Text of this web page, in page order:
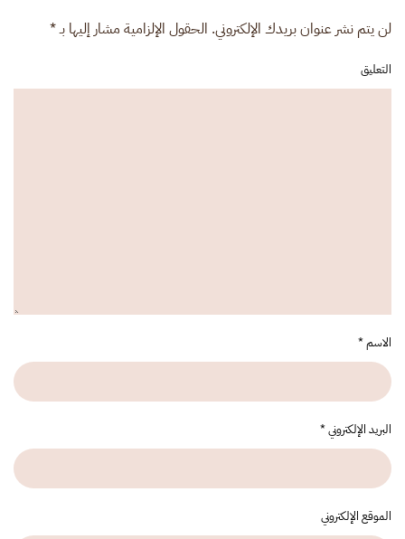
لن يتم نشر عنوان بريدك الإلكتروني. الحقول الإلزامية مشار إليها بـ*
التعليق
الاسم*
البريد الإلكتروني*
الموقع الإلكتروني